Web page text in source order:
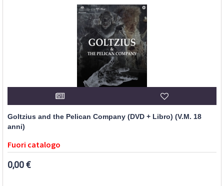
Goltzius and the Pelican Company (DVD + Libro) (V.M. 18
anni)
Fuori catalogo
0,00 €